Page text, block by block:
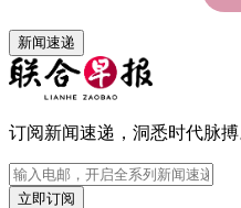
新闻速递
订阅新闻速递，洞悉时代脉搏
立即订阅